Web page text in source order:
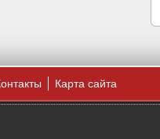
Карта сайта